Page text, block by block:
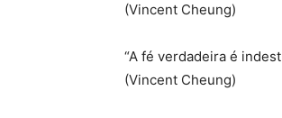
(Vincent Cheung)
“A fé verdadeira é
(Vincent Cheung)